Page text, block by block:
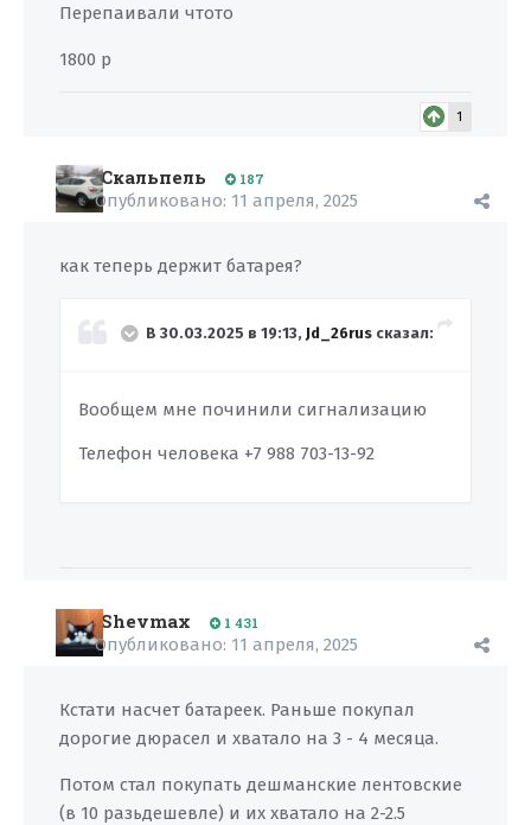
Перепаивали чтото
1800 р
1
Скальпель 187
Опубликовано: 11 апреля, 2025
как теперь держит батарея?
В 30.03.2025 в 19:13, Jd_26rus сказал:
Вообщем мне починили сигнализацию
Телефон человека +7 988 703-13-92
Shevmax 1 431
Опубликовано: 11 апреля, 2025
Кстати насчет батареек. Раньше покупал
дорогие дюрасел и хватало на 3 - 4 месяца.
Потом стал покупать дешманские лентовские
(в 10 разьдешевле) и их хватало на 2-2.5